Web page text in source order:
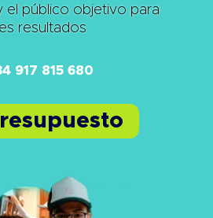
el público objetivo para
resultados
917 815 680